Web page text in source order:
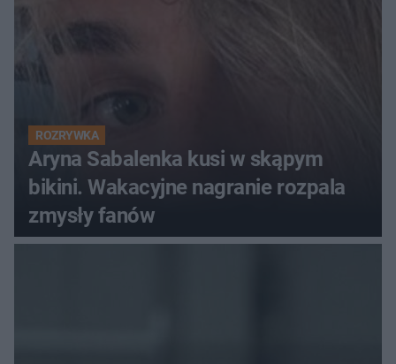
ROZRYWKA
Aryna Sabalenka kusi w skąpym
bikini. Wakacyjne nagranie rozpala
zmysły fanów